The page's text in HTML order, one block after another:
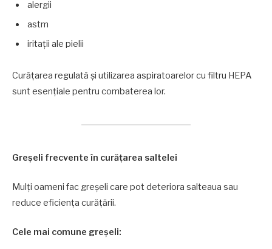
alergii
astm
iritații ale pielii
Curățarea regulată și utilizarea aspiratoarelor cu filtru HEPA
sunt esențiale pentru combaterea lor.
Greșeli frecvente în curățarea saltelei
Mulți oameni fac greșeli care pot deteriora salteaua sau
reduce eficiența curățării.
Cele mai comune greșeli: